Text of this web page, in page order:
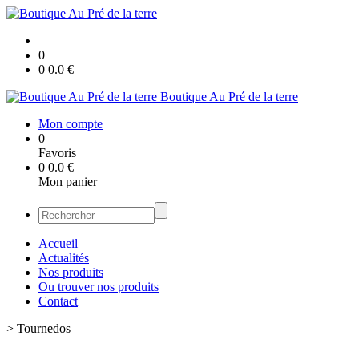
0
0 0.0 €
Boutique Au Pré de la terre
Mon compte
0
Favoris
0 0.0 €
Mon panier
Accueil
Actualités
Nos produits
Ou trouver nos produits
Contact
> Tournedos